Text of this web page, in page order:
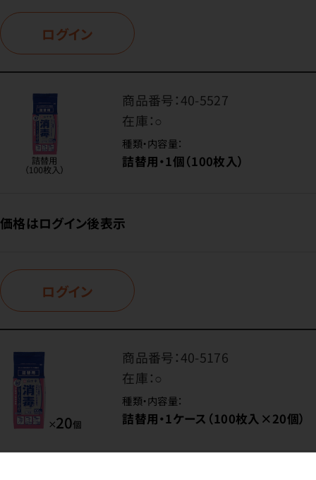
ログイン
商品番号：40-5527
在庫：○
種類・内容量：
詰替用・1個（100枚入）
価格はログイン後表示
ログイン
商品番号：40-5176
在庫：○
種類・内容量：
詰替用・1ケース（100枚入×20個）